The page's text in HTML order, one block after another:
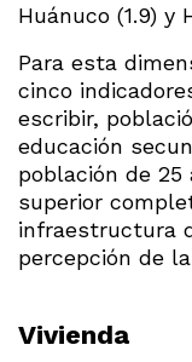
Huánuco (1.9) y
Para esta
cinco
escribir,
educación
población de 25
superior
infraestructura
percepción de
Vivienda